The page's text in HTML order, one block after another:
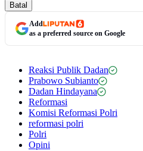
Batal
Add
as a preferred source on Google
Reaksi Publik Dadan
Prabowo Subianto
Dadan Hindayana
Reformasi
Komisi Reformasi Polri
reformasi polri
Polri
Opini